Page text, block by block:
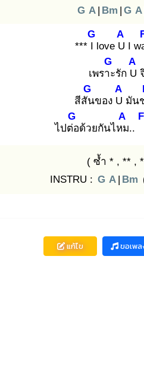
G A | Bm | G A
*** I l
G
ove U
A
I
เพราะ
G
รัก U
A
สีสัน
G
ของ U
A
มัน
ไปต่อ
G
ด้วยกันไหม
A
( ซ้ำ * , ** ,
INSTRU : G A | Bm
แก้ไข ขอเพล